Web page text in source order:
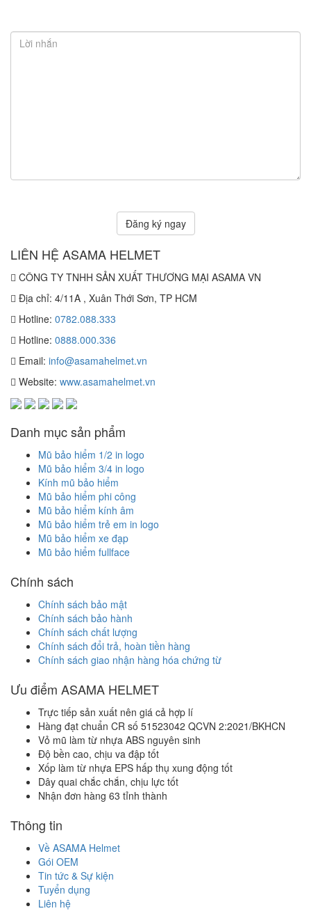
LIÊN HỆ ASAMA HELMET
CÔNG TY TNHH SẢN XUẤT THƯƠNG MẠI ASAMA VN
Địa chỉ: 4/11A , Xuân Thới Sơn, TP HCM
Hotline: 0782.088.333
Hotline: 0888.000.336
Email: info@asamahelmet.vn
Website: www.asamahelmet.vn
Danh mục sản phẩm
Mũ bảo hiểm 1/2 in logo
Mũ bảo hiểm 3/4 in logo
Kính mũ bảo hiểm
Mũ bảo hiểm phi công
Mũ bảo hiểm kính âm
Mũ bảo hiểm trẻ em in logo
Mũ bảo hiểm xe đạp
Mũ bảo hiểm fullface
Chính sách
Chính sách bảo mật
Chính sách bảo hành
Chính sách chất lượng
Chính sách đổi trả, hoàn tiền hàng
Chính sách giao nhận hàng hóa chứng từ
Ưu điểm ASAMA HELMET
Trực tiếp sản xuất nên giá cả hợp lí
Hàng đạt chuẩn CR số 51523042 QCVN 2:2021/BKHCN
Vỏ mũ làm từ nhựa ABS nguyên sinh
Độ bền cao, chịu va đập tốt
Xốp làm từ nhựa EPS hấp thụ xung động tốt
Dây quai chắc chắn, chịu lực tốt
Nhận đơn hàng 63 tỉnh thành
Thông tin
Về ASAMA Helmet
Gói OEM
Tin tức & Sự kiện
Tuyển dụng
Liên hệ